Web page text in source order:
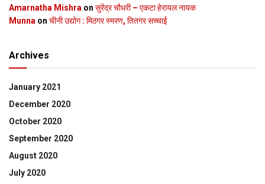
Amarnatha Mishra on सुरेंद्र चौधरी – एकटा हेरायल नायक
Munna on चीनी उद्योग : मिठगर स्‍मरण, तितगर सच्‍चाई
Archives
January 2021
December 2020
October 2020
September 2020
August 2020
July 2020